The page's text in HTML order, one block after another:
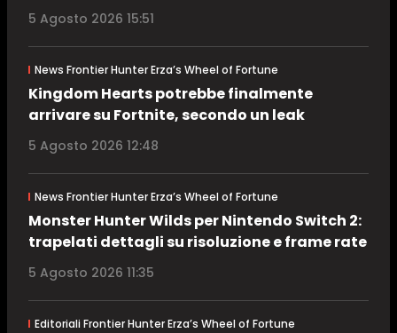
5 Agosto 2026 15:51
News Frontier Hunter Erza’s Wheel of Fortune
Kingdom Hearts potrebbe finalmente
arrivare su Fortnite, secondo un leak
5 Agosto 2026 12:48
News Frontier Hunter Erza’s Wheel of Fortune
Monster Hunter Wilds per Nintendo Switch 2:
trapelati dettagli su risoluzione e frame rate
5 Agosto 2026 11:35
Editoriali Frontier Hunter Erza’s Wheel of Fortune